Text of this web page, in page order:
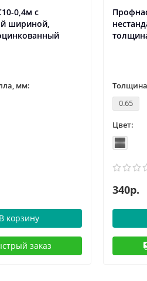
0,4м с
шириной,
мм:
В корзину
заказ
0.65
Цвет:
340р.